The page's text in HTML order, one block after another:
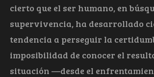
cierto que el ser humano, en
supervivencia, ha desarrollado
tendencia a perseguir la
imposibilidad de conocer el
situación —desde el